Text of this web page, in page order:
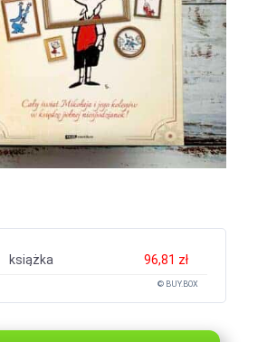
książka 96,81 zł
© BUY.BOX